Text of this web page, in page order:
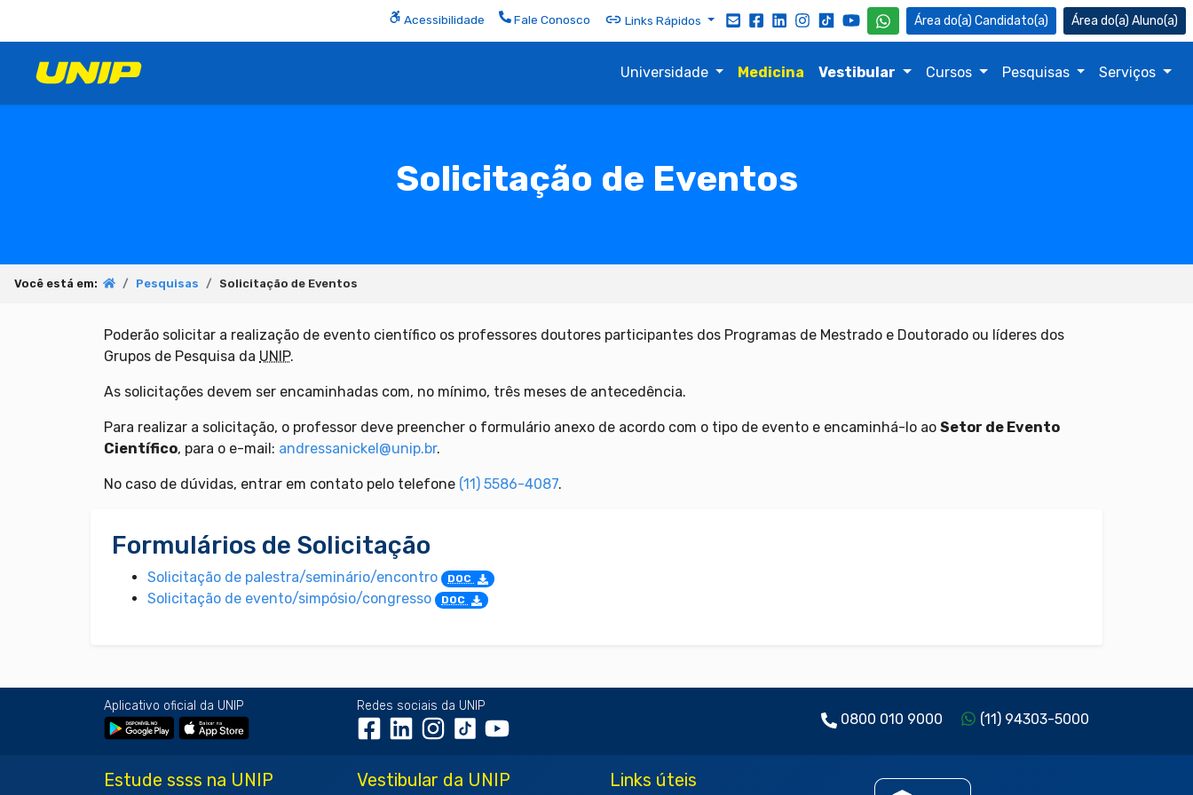
Acessibilidade Fale Conosco Links Rápidos Candidato(a) Aluno(a)
Universidade Medicina Vestibular Cursos Pesquisas Serviços
Solicitação de Eventos
Você está em: Pesquisas Solicitação de Eventos
Poderão solicitar a realização de evento científico os professores doutores participantes dos Programas de Mestrado e Doutorado ou líderes dos
Grupos de Pesquisa da UNIP.
As solicitações devem ser encaminhadas com, no mínimo, três meses de antecedência.
Para realizar a solicitação, o professor deve preencher o formulário anexo de acordo com o tipo de evento e encaminhá-lo ao Setor de Evento
Científico, para o e-mail: andressanickel@unip.br.
No caso de dúvidas, entrar em contato pelo telefone (11) 5586-4087.
Formulários de Solicitação
Solicitação de palestra/seminário/encontro DOC
Solicitação de evento/simpósio/congresso DOC
Aplicativo oficial da UNIP Redes sociais da UNIP
0800 010 9000 (11) 94303-5000
Estude ssss na UNIP Vestibular da UNIP Links úteis